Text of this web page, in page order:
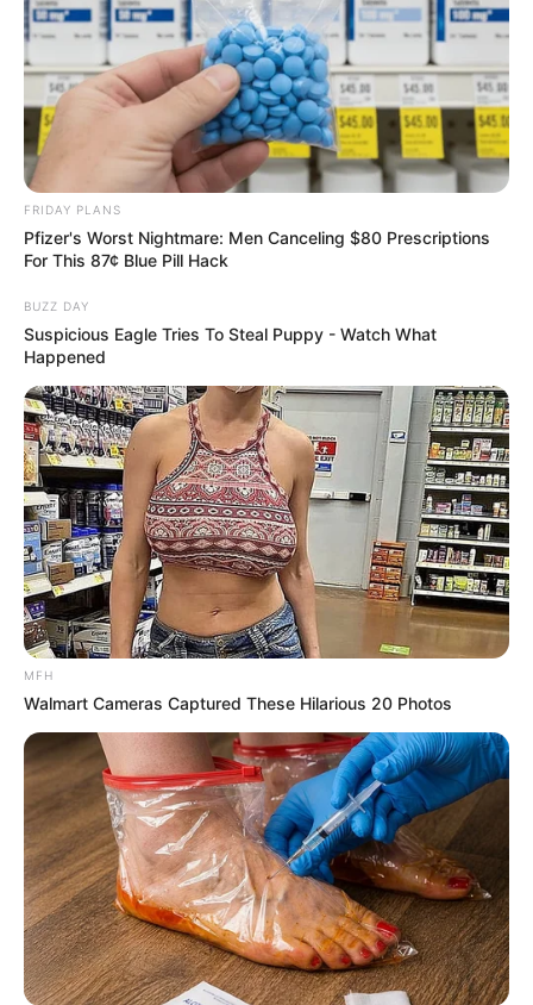
ดูดวง ดูดวงตัวเลข ดูดวงฮวงจุ้ย ตัวเลข ตัวเลขกับฮวงจุ้ย
ศาสตร์ฮวงจุ้ย ฮวงจุ้ย ฮวงจุ้ยตัวเลข เลข
เจ้าหมอดู
เนื้อหาที่ได้รับการโปรโมต
Blood Sugar Is Not From Sweets! Meet The Main
Enemy Of Blood Sugar
GLYCOGEN SUPPORT
Take A Look At Demi Moore's Most Iconic And
Provocative Roles
BRAINBERRIES
FRIDAY PLANS
Pfizer's Worst Nightmare: Men Canceling $80 Prescriptions
For This 87¢ Blue Pill Hack
BUZZ DAY
Suspicious Eagle Tries To Steal Puppy - Watch What
Happened
MFH
Walmart Cameras Captured These Hilarious 20 Photos